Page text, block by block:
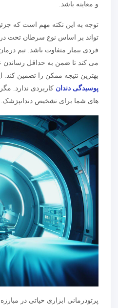
و معاینه باشد.
توجه به این نکته مهم است که
تواند بر اساس نوع سرطان تحت
فردی بیمار متفاوت باشد. تیم
می کند تا ضمن به حداقل رساندن
بهترین نتیجه ممکن را تضمین
پوسیدگی دندان کاربردی ندارد.
های شما برای تشخیص دندانپزشک.
پرتودرمانی ابزاری حیاتی در